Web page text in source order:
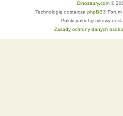
Dinozaury.com©
Technologię dostarcza phpBB® Forum
Polski pakiet językowy
Zasady ochrony danych